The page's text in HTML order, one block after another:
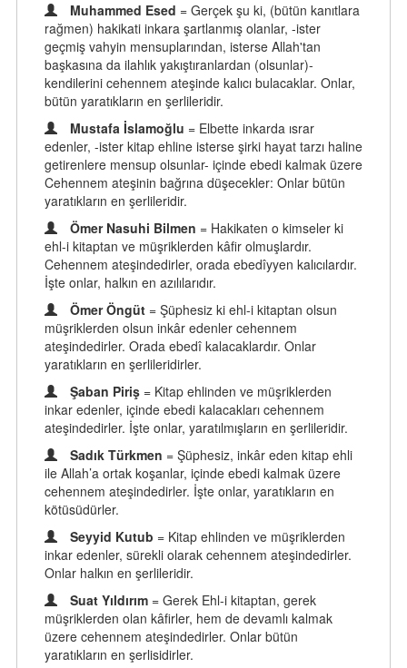
Muhammed Esed = Gerçek şu ki, (bütün kanıtlara
rağmen) hakikati inkara şartlanmış olanlar, -ister
geçmiş vahyin mensuplarından, isterse Allah'tan
başkasına da ilahlık yakıştıranlardan (olsunlar)-
kendilerini cehennem ateşinde kalıcı bulacaklar. Onlar,
bütün yaratıkların en şerlileridir.
Mustafa İslamoğlu = Elbette inkarda ısrar
edenler, -ister kitap ehline isterse şirki hayat tarzı haline
getirenlere mensup olsunlar- içinde ebedi kalmak üzere
Cehennem ateşinin bağrına düşecekler: Onlar bütün
yaratıkların en şerlileridir.
Ömer Nasuhi Bilmen = Hakikaten o kimseler ki
ehl-i kitaptan ve müşriklerden kâfir olmuşlardır.
Cehennem ateşindedirler, orada ebedîyyen kalıcılardır.
İşte onlar, halkın en azılılarıdır.
Ömer Öngüt = Şüphesiz ki ehl-i kitaptan olsun
müşriklerden olsun inkâr edenler cehennem
ateşindedirler. Orada ebedî kalacaklardır. Onlar
yaratıkların en şerlileridirler.
Şaban Piriş = Kitap ehlinden ve müşriklerden
inkar edenler, içinde ebedi kalacakları cehennem
ateşindedirler. İşte onlar, yaratılmışların en şerlileridir.
Sadık Türkmen = Şüphesiz, inkâr eden kitap ehli
ile Allah’a ortak koşanlar, içinde ebedi kalmak üzere
cehennem ateşindedirler. İşte onlar, yaratıkların en
kötüsüdürler.
Seyyid Kutub = Kitap ehlinden ve müşriklerden
inkar edenler, sürekli olarak cehennem ateşindedirler.
Onlar halkın en şerlileridir.
Suat Yıldırım = Gerek Ehl-i kitaptan, gerek
müşriklerden olan kâfirler, hem de devamlı kalmak
üzere cehennem ateşindedirler. Onlar bütün
yaratıkların en şerlisidirler.